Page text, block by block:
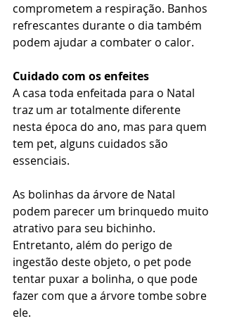
comprometem a respiração. Banhos
refrescantes durante o dia também
podem ajudar a combater o calor.
Cuidado com os enfeites
A casa toda enfeitada para o Natal
traz um ar totalmente diferente
nesta época do ano, mas para quem
tem pet, alguns cuidados são
essenciais.
As bolinhas da árvore de Natal
podem parecer um brinquedo muito
atrativo para seu bichinho.
Entretanto, além do perigo de
ingestão deste objeto, o pet pode
tentar puxar a bolinha, o que pode
fazer com que a árvore tombe sobre
ele.